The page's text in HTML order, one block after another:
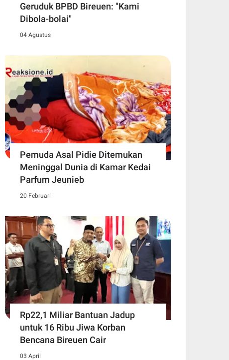
Geruduk BPBD Bireuen: "Kami
Dibola-bolai"
04 Agustus
Pemuda Asal Pidie Ditemukan
Meninggal Dunia di Kamar Kedai
Parfum Jeunieb
20 Februari
Rp22,1 Miliar Bantuan Jadup
untuk 16 Ribu Jiwa Korban
Bencana Bireuen Cair
03 April